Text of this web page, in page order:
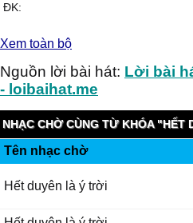
ĐK:
Nhẹ nhàng như chiếc hôn anh trao
Bàn tay anh đan chặt tay em cố giữ
Nhưng em ơi chắc anh không thể giữ
Và ai sẽ là người bên em cho em
Đâu là yêu đâu là thương đấy là điều
Còn duyên thì bên nhau hết duyên là
Hay là xem như cơn gió lướt qua đời
Lần 2:
Xem toàn bộ
Nguồn lời bài hát: Lời bài
- loibaihat.me
NHẠC CHỜ CÙNG TỪ KHÓA "HẾT
Tên nhạc chờ
Hết duyên là ý trời